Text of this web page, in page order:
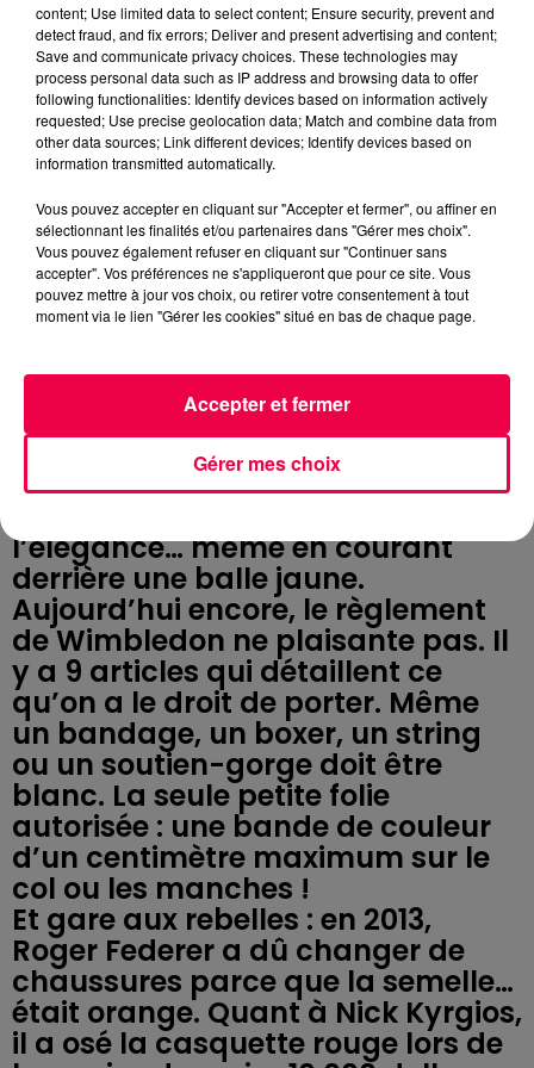
les sous-vêtements ont un code
vestimentaire.
Mais d’où vient cette tradition
vestimentaire ? Direction 1877,
date de création du tournoi. Le
tennis était alors réservé aux
aristos, aux gentlemen, et aux
dames en robe longue. Le blanc
était LA couleur chic par
excellence. Raffinée, pure, et
surtout… parfaite pour cacher la
qu’une auréole sous les bras en
pleine révérence !
Le short existait déjà, hein, mais on
le laissait aux footeux et aux
l’élégance… même en courant
derrière une balle jaune.
Aujourd’hui encore, le règlement
de Wimbledon ne plaisante pas. Il
y a 9 articles qui détaillent ce
qu’on a le droit de porter. Même
un bandage, un boxer, un string
ou un soutien-gorge doit être
blanc. La seule petite folie
autorisée : une bande de couleur
d’un centimètre maximum sur le
col ou les manches !
Et gare aux rebelles : en 2013,
Roger Federer a dû changer de
chaussures parce que la semelle…
était orange. Quant à Nick Kyrgios,
il a osé la casquette rouge lors de
content; Use limited data to select content; Ensure security, prevent and
detect fraud, and fix errors; Deliver and present advertising and content;
Save and communicate privacy choices. These technologies may
process personal data such as IP address and browsing data to offer
following functionalities: Identify devices based on information actively
requested; Use precise geolocation data; Match and combine data from
other data sources; Link different devices; Identify devices based on
information transmitted automatically.
Vous pouvez accepter en cliquant sur "Accepter et fermer", ou affiner en
sélectionnant les finalités et/ou partenaires dans "Gérer mes choix".
Vous pouvez également refuser en cliquant sur "Continuer sans
accepter". Vos préférences ne s'appliqueront que pour ce site. Vous
pouvez mettre à jour vos choix, ou retirer votre consentement à tout
moment via le lien "Gérer les cookies" situé en bas de chaque page.
Gérer mes choix
Accepter et fermer